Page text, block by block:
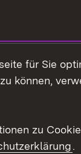
für Sie
können,
zu
.